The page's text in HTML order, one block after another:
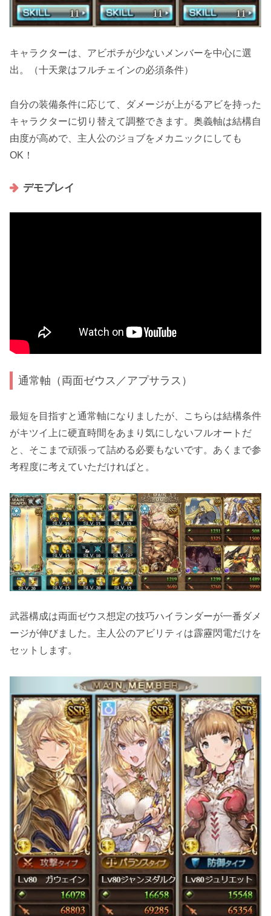
キャラクターは、アビポチが少ないメンバーを中心に選
出。（十天衆はフルチェインの必須条件）
自分の装備条件に応じて、ダメージが上がるアビを持った
キャラクターに切り替えて調整できます。奥義軸は結構自
由度が高めで、主人公のジョブをメカニックにしても
OK！
デモプレイ
通常軸（両面ゼウス／アプサラス）
最短を目指すと通常軸になりましたが、こちらは結構条件
がキツイ上に硬直時間をあまり気にしないフルオートだ
と、そこまで頑張って詰める必要もないです。あくまで参
考程度に考えていただければと。
武器構成は両面ゼウス想定の技巧ハイランダーが一番ダメ
ージが伸びました。主人公のアビリティは霹靂閃電だけを
セットします。